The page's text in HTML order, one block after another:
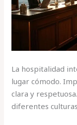
La hospitalidad
lugar cómodo.
clara y
diferentes